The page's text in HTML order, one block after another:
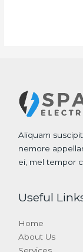
Aliquam
nemore
ei, mel tempor
Useful
Home
About Us